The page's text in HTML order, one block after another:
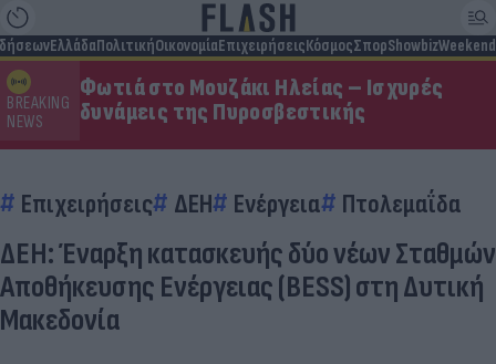
ΕλλάδαΠολιτικήΟικονομίαΕπιχειρήσειςΚόσμοςΣπορShowbizWeekend
BREAKING
NEWS
Φωτιά στο Μουζάκι Ηλείας – Ισχυρές
δυνάμεις της Πυροσβεστικής
Επιχειρήσεις ΔΕΗ Ενέργεια Πτολεμαΐδα
ΔΕΗ: Έναρξη κατασκευής δύο νέων Σταθμών
Αποθήκευσης Ενέργειας (BESS) στη Δυτική
Μακεδονία